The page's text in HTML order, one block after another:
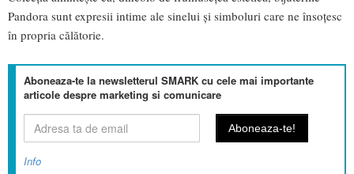
Pandora sunt expresii intime ale sinelui și simboluri care ne însoțesc
în propria călătorie.
Aboneaza-te la newsletterul SMARK cu cele mai importante
articole despre marketing si comunicare
Info